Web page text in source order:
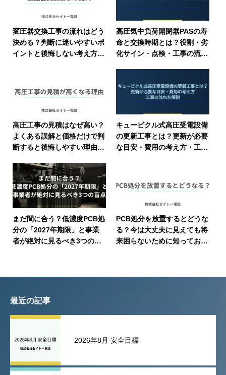
変圧器交換工事の流れはどう
決める？判断に迷いやすいポ
イントと後悔しない考え方を
高圧気中負荷開閉器PASの寿
命と交換時期とは？役割・劣
化サイン・点検・工事の流れ
高圧工事の見積はなぜ高い？
よくある誤解と価格だけで判
断すると後悔しやすい理由を
キュービクル式高圧受電設備
の更新工事とは？更新が必要
な目安・費用の考え方・工事
まだ間に合う？低濃度PCB処
分の「2027年期限」と事業
者が絶対に見るべき3つの盲
PCB処分を放置するとどうな
る？今は大丈夫に見えても将
来困らないために知っておき
最近の記事
2026年8月 安全目標